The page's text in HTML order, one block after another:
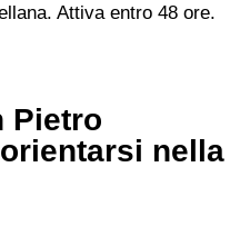
Attiva entro 48 ore.
Pietro
nella